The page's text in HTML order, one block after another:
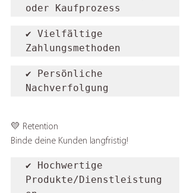
oder Kaufprozess
✔️ Vielfältige
Zahlungsmethoden
✔️ Persönliche
Nachverfolgung
💛 Retention
Binde deine Kunden langfristig!
✔️ Hochwertige
Produkte/Dienstleistung